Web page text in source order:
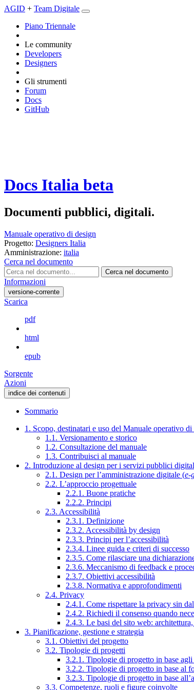
AGID + Team Digitale
Piano Triennale
Le community
Developers
Designers
Gli strumenti
Forum
Docs
GitHub
Docs Italia beta
Documenti pubblici, digitali.
Manuale operativo di design
Progetto: Designers Italia
Amministrazione: italia
Cerca nel documento
Cerca nel documento
Informazioni
versione-corrente
Scarica
pdf
html
epub
Sorgente
Azioni
indice dei contenuti
Sommario
1. Scopo, destinatari e uso del Manuale operativo di
1.1. Versionamento e storico
1.2. Consultazione del manuale
1.3. Contribuisci al manuale
2. Introduzione al design per i servizi pubblici
2.1. Design per l’amministrazione digitale (e-
2.2. L’approccio progettuale
2.2.1. Buone pratiche
2.2.2. Principi
2.3. Accessibilità
2.3.1. Definizione
2.3.2. Accessibilità by design
2.3.3. Principi per l’accessibilità
2.3.4. Linee guida e criteri di successo
2.3.5. Come rilasciare una
2.3.6. Meccanismo di feedback e
2.3.7. Obiettivi accessibilità
2.3.8. Normativa e approfondimenti
2.4. Privacy
2.4.1. Come rispettare la privacy sin
2.4.2. Richiedi il consenso quando
2.4.3. Le basi del sito web:
3. Pianificazione, gestione e strategia
3.1. Obiettivi del progetto
3.2. Tipologie di progetti
3.2.1. Tipologie di progetto in base
3.2.2. Tipologie di progetto in base al
3.2.3. Tipologie di progetto in base
3.3. Competenze, ruoli e figure coinvolte